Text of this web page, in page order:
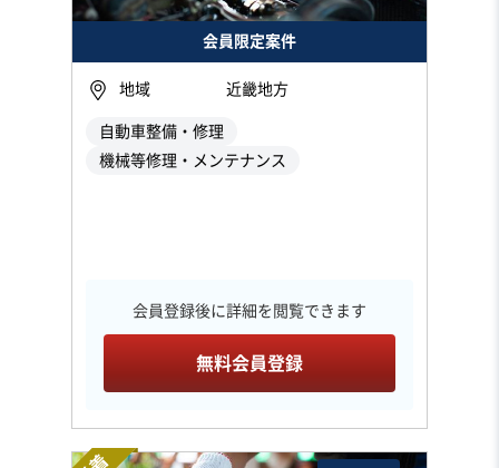
会員限定案件
地域 近畿地方
自動車整備・修理
機械等修理・メンテナンス
会員登録後に詳細を閲覧できます
無料会員登録